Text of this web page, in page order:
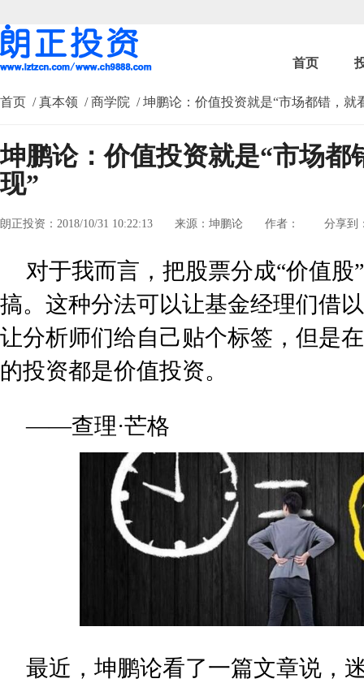
首页
首页 / 真本领 / 商学院 / 坤鹏论：价值投资就是“市场都错，就
坤鹏论：价值投资就是“市场都
现”
朗正投资：2018/10/31 10:22:13 来源：坤鹏论 作者： 分享到
对于我而言，把股票分成“价值股
搞。这种分法可以让基金经理们借
让分析师们给自己贴个标签，但是
的投资都是价值投资。
——查理·芒格
最近，坤鹏论看了一篇文章说，